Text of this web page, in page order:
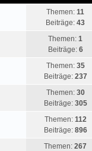
Themen: 11
Beiträge: 43
Themen: 1
Beiträge: 6
Themen: 35
Beiträge: 237
Themen: 30
Beiträge: 305
Themen: 112
Beiträge: 896
Themen: 267